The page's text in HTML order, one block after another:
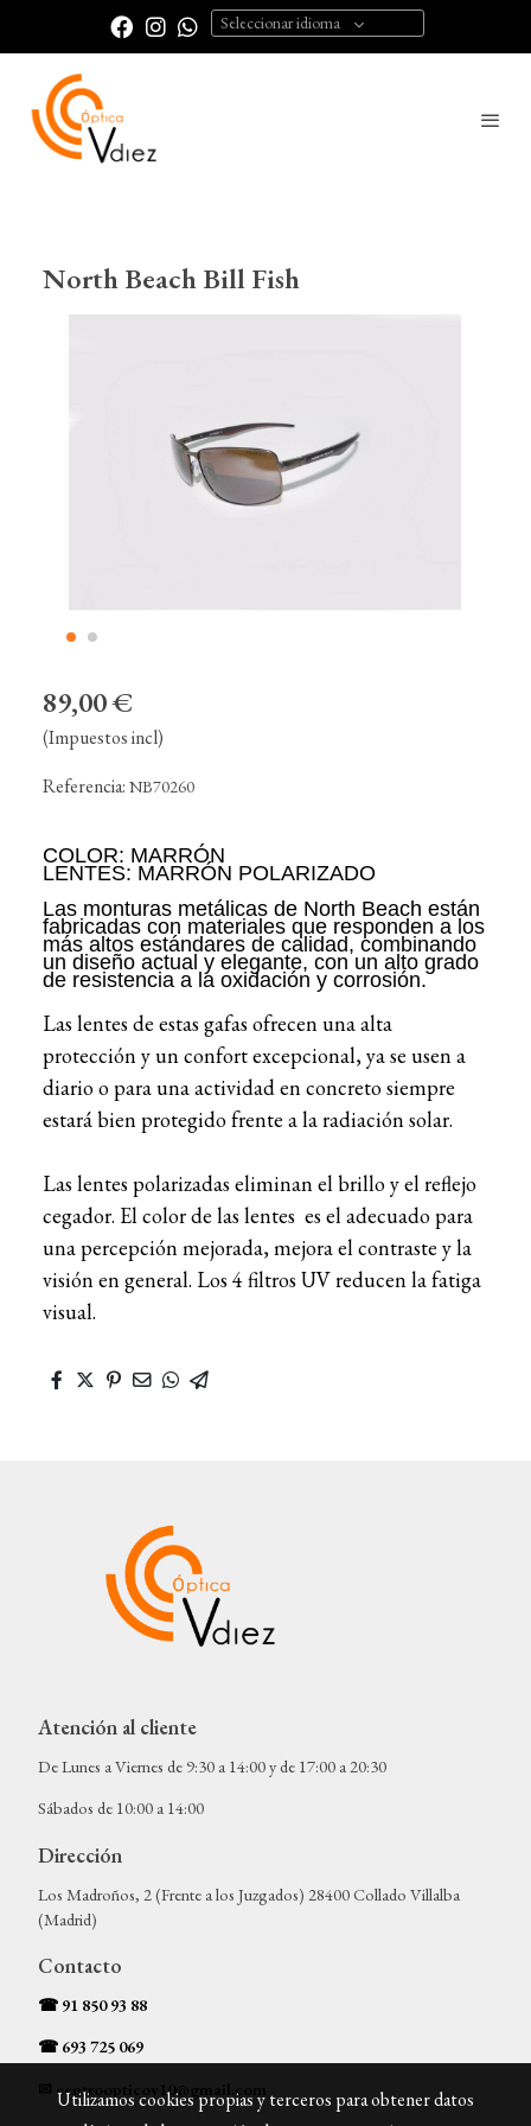
Seleccionar idioma
North Beach Bill Fish
89,00 €
(Impuestos incl)
Referencia: NB70260
COLOR: MARRÓN
LENTES: MARRÓN POLARIZADO
Las monturas metálicas de North Beach están
fabricadas con materiales que responden a los
más altos estándares de calidad, combinando
un diseño actual y elegante, con un alto grado
de resistencia a la oxidación y corrosión.
Las lentes de estas gafas ofrecen una alta
protección y un confort excepcional, ya se usen a
diario o para una actividad en concreto siempre
estará bien protegido frente a la radiación solar.
Las lentes polarizadas eliminan el brillo y el reflejo
cegador. El color de las lentes es el adecuado para
una percepción mejorada, mejora el contraste y la
visión en general. Los 4 filtros UV reducen la fatiga
visual.
Atención al cliente
De Lunes a Viernes de 9:30 a 14:00 y de 17:00 a 20:30
Sábados de 10:00 a 14:00
Dirección
Los Madroños, 2 (Frente a los Juzgados) 28400 Collado Villalba
(Madrid)
Contacto
☎ 91 850 93 88
☎ 693 725 069
✉ centroopticov10@gmail.com
Utilizamos cookies propias y terceros para obtener datos